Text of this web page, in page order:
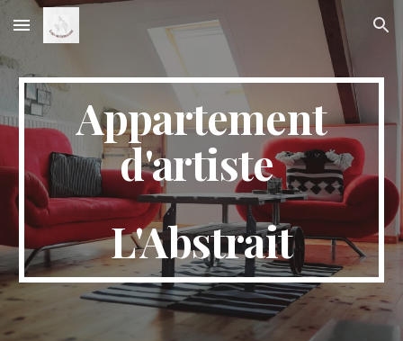
Skip to main content Skip to navigation
Appartement
d'artiste
L'Abstrait